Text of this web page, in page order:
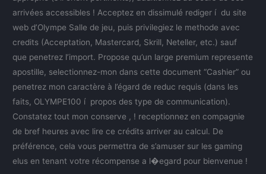
arrivées accessibles ! Acceptez en dissimulé rediger í du site
web d’Olympe Salle de jeu, puis privilegiez le methode avec
credits (Acceptation, Mastercard, Skrill, Neteller, etc.) sauf
que penetrez l’import. Propose qu’un large premium represente
apostille, selectionnez-mon dans cette document “Cashier” ou
penetrez mon caractère à l’égard de reduc requis (dans les
faits, OLYMPE100 í propos des type de communication).
Constatez tout mon conserve , ! receptionnez en compagnie
de bref heures avec lire ce crédits arriver au calcul. De
préférence, cela vous permettra de s’amuser sur les gaming
elus en tenant votre récompense a l�egard pour bienvenue !